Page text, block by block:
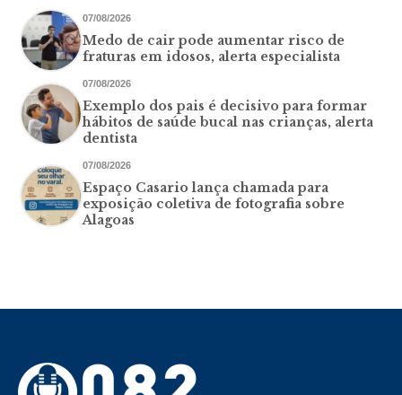
07/08/2026
Medo de cair pode aumentar risco de
fraturas em idosos, alerta especialista
07/08/2026
Exemplo dos pais é decisivo para formar
hábitos de saúde bucal nas crianças, alerta
dentista
07/08/2026
Espaço Casario lança chamada para
exposição coletiva de fotografia sobre
Alagoas